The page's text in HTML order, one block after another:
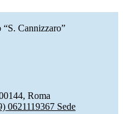
Cannizzaro”
Roma
0621119367 Sede